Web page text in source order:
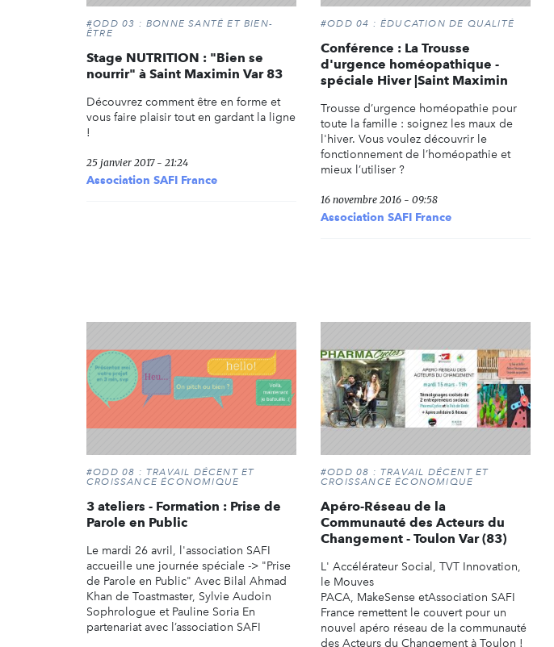
#ODD 03 : BONNE SANTÉ ET BIEN-
ÊTRE
Stage NUTRITION : "Bien se
nourrir" à Saint Maximin Var 83
Découvrez comment être en forme et
vous faire plaisir tout en gardant la ligne
!
25 janvier 2017 - 21:24
Association SAFI France
#ODD 04 : ÉDUCATION DE QUALITÉ
Conférence : La Trousse
d'urgence homéopathique -
spéciale Hiver |Saint Maximin
Trousse d’urgence homéopathie pour
toute la famille : soignez les maux de
l'hiver. Vous voulez découvrir le
fonctionnement de l’homéopathie et
mieux l’utiliser ?
16 novembre 2016 - 09:58
Association SAFI France
#ODD 08 : TRAVAIL DÉCENT ET
CROISSANCE ÉCONOMIQUE
3 ateliers - Formation : Prise de
Parole en Public
Le mardi 26 avril, l'association SAFI
accueille une journée spéciale -> "Prise
de Parole en Public" Avec Bilal Ahmad
Khan de Toastmaster, Sylvie Audoin
Sophrologue et Pauline Soria En
partenariat avec l’association SAFI
#ODD 08 : TRAVAIL DÉCENT ET
CROISSANCE ÉCONOMIQUE
Apéro-Réseau de la
Communauté des Acteurs du
Changement - Toulon Var (83)
L' Accélérateur Social, TVT Innovation,
le Mouves
PACA, MakeSense etAssociation SAFI
France remettent le couvert pour un
nouvel apéro réseau de la communauté
des Acteurs du Changement à Toulon !